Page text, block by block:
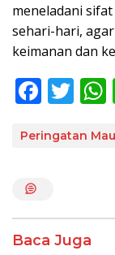
meneladani
sehari-hari,
keimanan dan
F
e
o
k
T
itt
Peringatan
Baca Juga